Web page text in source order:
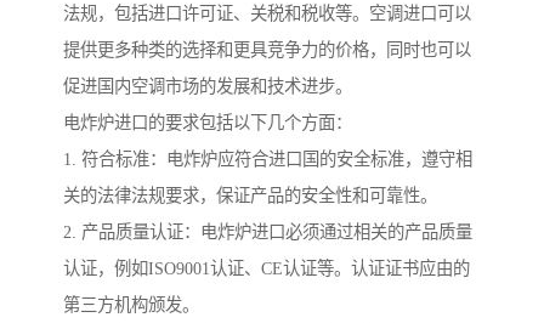
法规，包括进口许可证、关税和税收等。空调进口可以
提供更多种类的选择和更具竞争力的价格，同时也可以
促进国内空调市场的发展和技术进步。
电炸炉进口的要求包括以下几个方面：
1. 符合标准：电炸炉应符合进口国的安全标准，遵守相
关的法律法规要求，保证产品的安全性和可靠性。
2. 产品质量认证：电炸炉进口必须通过相关的产品质量
认证，例如ISO9001认证、CE认证等。认证证书应由的
第三方机构颁发。